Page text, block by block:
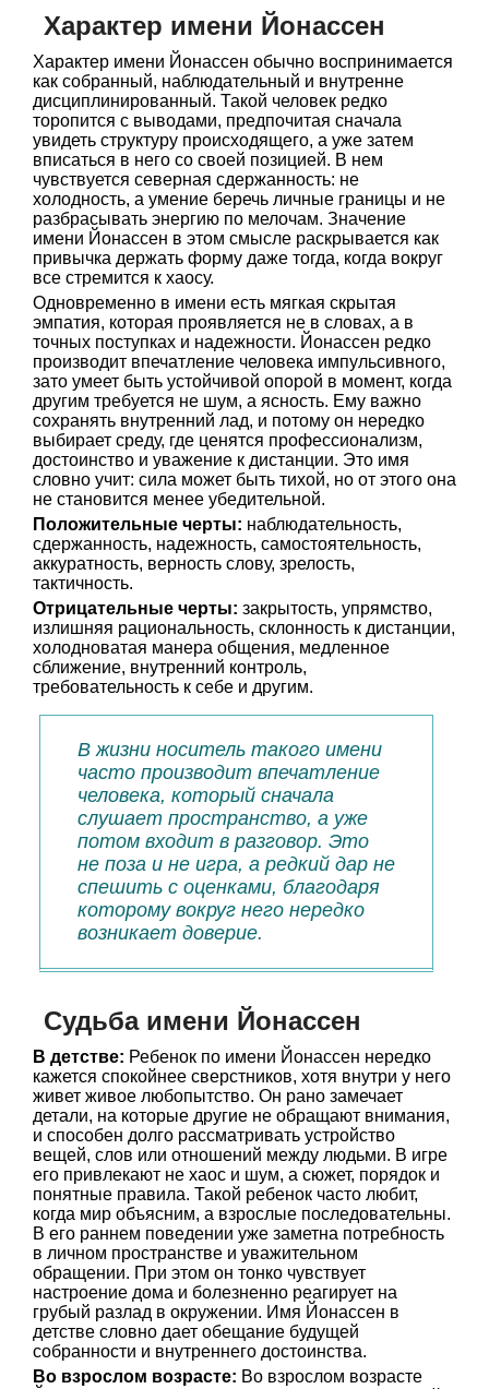
Характер имени Йонассен
Характер имени Йонассен обычно воспринимается
как собранный, наблюдательный и внутренне
дисциплинированный. Такой человек редко
торопится с выводами, предпочитая сначала
увидеть структуру происходящего, а уже затем
вписаться в него со своей позицией. В нем
чувствуется северная сдержанность: не
холодность, а умение беречь личные границы и не
разбрасывать энергию по мелочам. Значение
имени Йонассен в этом смысле раскрывается как
привычка держать форму даже тогда, когда вокруг
все стремится к хаосу.
Одновременно в имени есть мягкая скрытая
эмпатия, которая проявляется не в словах, а в
точных поступках и надежности. Йонассен редко
производит впечатление человека импульсивного,
зато умеет быть устойчивой опорой в момент, когда
другим требуется не шум, а ясность. Ему важно
сохранять внутренний лад, и потому он нередко
выбирает среду, где ценятся профессионализм,
достоинство и уважение к дистанции. Это имя
словно учит: сила может быть тихой, но от этого она
не становится менее убедительной.
Положительные черты: наблюдательность,
сдержанность, надежность, самостоятельность,
аккуратность, верность слову, зрелость,
тактичность.
Отрицательные черты: закрытость, упрямство,
излишняя рациональность, склонность к дистанции,
холодноватая манера общения, медленное
сближение, внутренний контроль,
требовательность к себе и другим.
В жизни носитель такого имени
часто производит впечатление
человека, который сначала
слушает пространство, а уже
потом входит в разговор. Это
не поза и не игра, а редкий дар не
спешить с оценками, благодаря
которому вокруг него нередко
возникает доверие.
Судьба имени Йонассен
В детстве: Ребенок по имени Йонассен нередко
кажется спокойнее сверстников, хотя внутри у него
живет живое любопытство. Он рано замечает
детали, на которые другие не обращают внимания,
и способен долго рассматривать устройство
вещей, слов или отношений между людьми. В игре
его привлекают не хаос и шум, а сюжет, порядок и
понятные правила. Такой ребенок часто любит,
когда мир объясним, а взрослые последовательны.
В его раннем поведении уже заметна потребность
в личном пространстве и уважительном
обращении. При этом он тонко чувствует
настроение дома и болезненно реагирует на
грубый разлад в окружении. Имя Йонассен в
детстве словно дает обещание будущей
собранности и внутреннего достоинства.
Во взрослом возрасте: Во взрослом возрасте